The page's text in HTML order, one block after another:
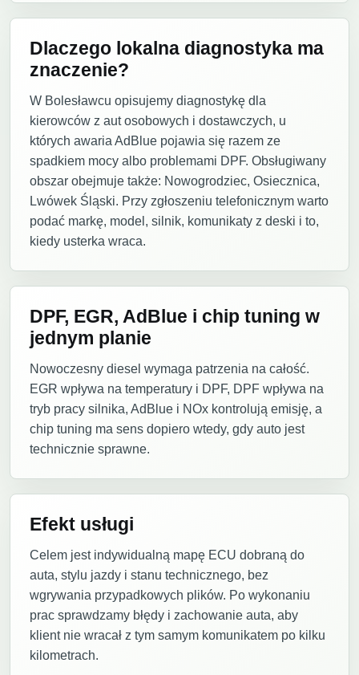
Dlaczego lokalna diagnostyka ma
znaczenie?
W Bolesławcu opisujemy diagnostykę dla
kierowców z aut osobowych i dostawczych, u
których awaria AdBlue pojawia się razem ze
spadkiem mocy albo problemami DPF. Obsługiwany
obszar obejmuje także: Nowogrodziec, Osiecznica,
Lwówek Śląski. Przy zgłoszeniu telefonicznym warto
podać markę, model, silnik, komunikaty z deski i to,
kiedy usterka wraca.
DPF, EGR, AdBlue i chip tuning w
jednym planie
Nowoczesny diesel wymaga patrzenia na całość.
EGR wpływa na temperatury i DPF, DPF wpływa na
tryb pracy silnika, AdBlue i NOx kontrolują emisję, a
chip tuning ma sens dopiero wtedy, gdy auto jest
technicznie sprawne.
Efekt usługi
Celem jest indywidualną mapę ECU dobraną do
auta, stylu jazdy i stanu technicznego, bez
wgrywania przypadkowych plików. Po wykonaniu
prac sprawdzamy błędy i zachowanie auta, aby
klient nie wracał z tym samym komunikatem po kilku
kilometrach.